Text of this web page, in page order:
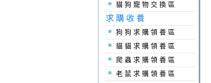
貓狗寵物交換區
求購收養
狗狗求購領養區
貓貓求購領養區
爬蟲求購領養區
老鼠求購領養區